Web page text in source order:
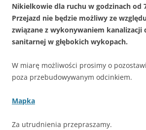
Nikielkowie dla ruchu w godzinach od
Przejazd nie będzie możliwy ze
związane z wykonywaniem kanalizacji
sanitarnej w głębokich wykopach.
W miarę możliwości prosimy o
poza przebudowywanym odcinkiem.
Mapka
Za utrudnienia przepraszamy.